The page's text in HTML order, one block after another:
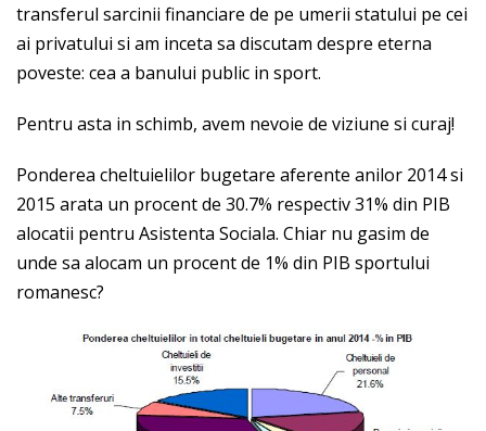
transferul sarcinii financiare de pe umerii statului pe cei
ai privatului si am inceta sa discutam despre eterna
poveste: cea a banului public in sport.
Pentru asta in schimb, avem nevoie de viziune si curaj!
Ponderea cheltuielilor bugetare aferente anilor 2014 si
2015 arata un procent de 30.7% respectiv 31% din PIB
alocatii pentru Asistenta Sociala. Chiar nu gasim de
unde sa alocam un procent de 1% din PIB sportului
romanesc?